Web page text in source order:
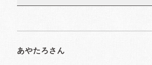
あやたろさん